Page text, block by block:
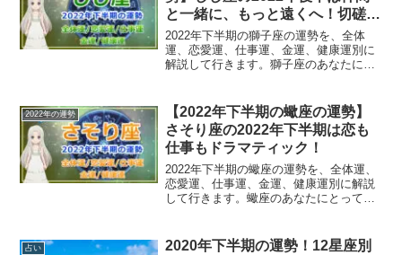
と一緒に、もっと遠くへ！切磋琢
磨で自分に磨きをかける
2022年下半期の獅子座の運勢を、全体
運、恋愛運、仕事運、金運、健康運別に
解説して行きます。獅子座のあなたにと
2022年の運勢
【2022年下半期の蠍座の運勢】
さそり座の2022年下半期は恋も
仕事もドラマティック！
2022年下半期の蠍座の運勢を、全体運、
恋愛運、仕事運、金運、健康運別に解説
して行きます。蠍座のあなたにとっての
占い
2020年下半期の運勢！12星座別